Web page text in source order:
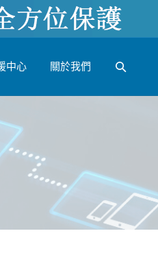
中心 關於我們